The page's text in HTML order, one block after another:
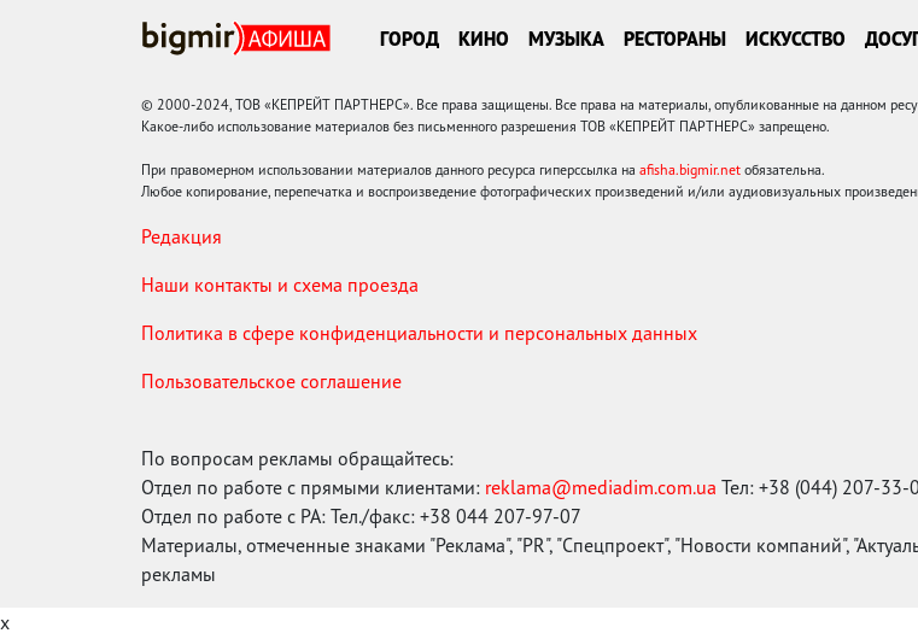
ГОРОД КИНО МУЗЫКА РЕСТОРАНЫ ИСКУССТВО
© 2000-2024, ТОВ «КЕПРЕЙТ ПАРТНЕРС». Все права защищены. Все права на материалы, опубликованные на данном
Какое-либо использование материалов без письменного разрешения ТОВ «КЕПРЕЙТ ПАРТНЕРС» запрещено.
При правомерном использовании материалов данного ресурса гиперссылка на afisha.bigmir.net обязательна.
Любое копирование, перепечатка и воспроизведение фотографических произведений и/или аудиовизуальных
Редакция
Наши контакты и схема проезда
Политика в сфере конфиденциальности и персональных данных
Пользовательское соглашение
По вопросам рекламы обращайтесь:
Отдел по работе с прямыми клиентами: reklama@mediadim.com.ua Тел: +38 (044) 207-
Отдел по работе с РА: Тел./факс: +38 044 207-97-07
Материалы, отмеченные знаками "Реклама", "PR", "Спецпроект", "Новости компаний",
рекламы
x